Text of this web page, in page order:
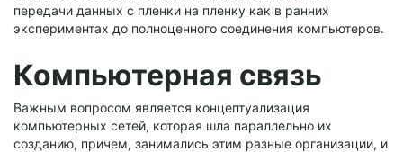
передачи данных с пленки на пленку как в ранних
экспериментах до полноценного соединения компьютеров.
Компьютерная связь
Важным вопросом является концептуализация
компьютерных сетей, которая шла параллельно их
созданию, причем, занимались этим разные организации, и